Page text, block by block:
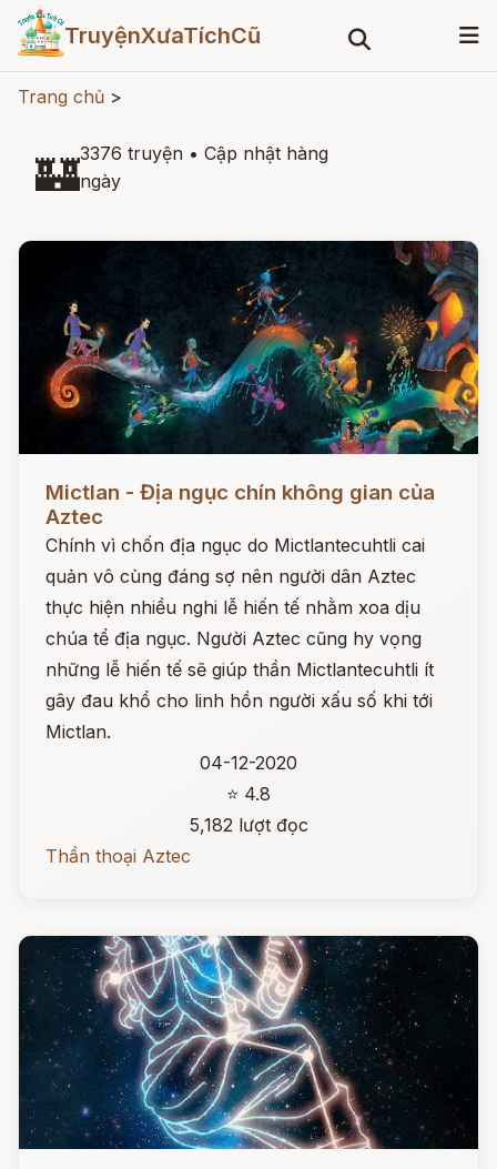
TruyệnXưaTíchCũ
Trang chủ >
🏰3376 truyện • Cập nhật hàng
ngày
Mictlan - Địa ngục chín không gian của
Aztec
Chính vì chốn địa ngục do Mictlantecuhtli cai
quản vô cùng đáng sợ nên người dân Aztec
thực hiện nhiều nghi lễ hiến tế nhằm xoa dịu
chúa tể địa ngục. Người Aztec cũng hy vọng
những lễ hiến tế sẽ giúp thần Mictlantecuhtli ít
gây đau khổ cho linh hồn người xấu số khi tới
Mictlan.
04-12-2020
⭐ 4.8
5,182 lượt đọc
Thần thoại Aztec